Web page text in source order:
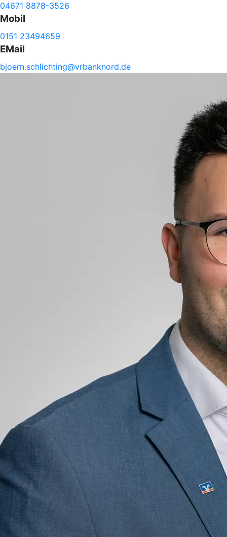
04671 8878-3526
Mobil
0151 23494659
EMail
bjoern.schlichting@vrbanknord.de